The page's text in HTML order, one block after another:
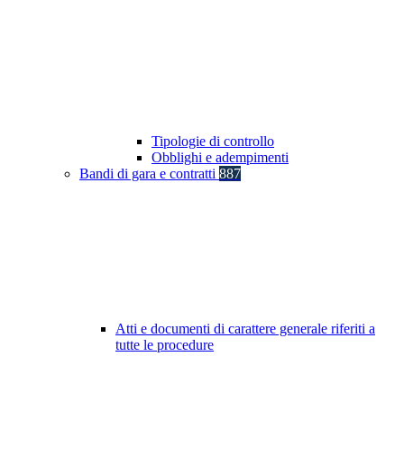
Tipologie di controllo
Obblighi e adempimenti
Bandi di gara e contratti 887
Atti e documenti di carattere generale riferiti a
tutte le procedure